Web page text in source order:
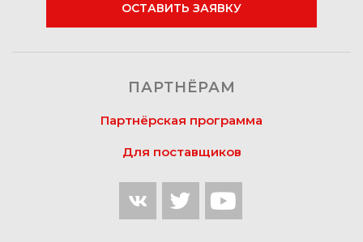
ОСТАВИТЬ ЗАЯВКУ
ПАРТНЁРАМ
Партнёрская программа
Для поставщиков